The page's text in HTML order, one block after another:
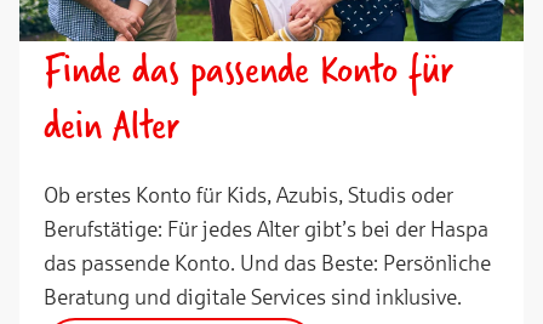
Finde das passende Konto für
dein Alter
Ob erstes Konto für Kids, Azubis, Studis oder
Berufstätige: Für jedes Alter gibt’s bei der Haspa
das passende Konto. Und das Beste: Persönliche
Beratung und digitale Services sind inklusive.